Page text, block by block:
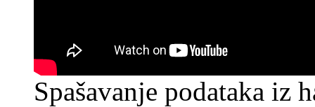
Spašavanje podataka iz